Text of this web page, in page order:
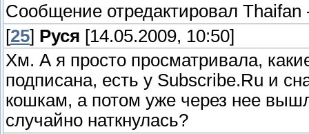
Сообщение отредактировал Thaifan
[25] Руся [14.05.2009, 10:50]
Хм. А я просто просматривала,
подписана, есть у Subscribe.Ru и
кошкам, а потом уже через нее
случайно наткнулась?